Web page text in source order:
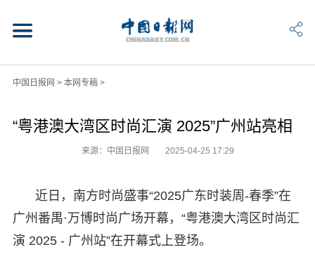
中国日报网 > 本网专稿>
“粤港澳大湾区时尚汇演 2025”广州站亮相
来源：中国日报网 2025-04-25 17:29
近日，南方时尚盛事“2025广东时装周-春季”在
广州番禺·万博时尚广场开幕，“粤港澳大湾区时尚汇
演 2025 - 广州站”在开幕式上登场。